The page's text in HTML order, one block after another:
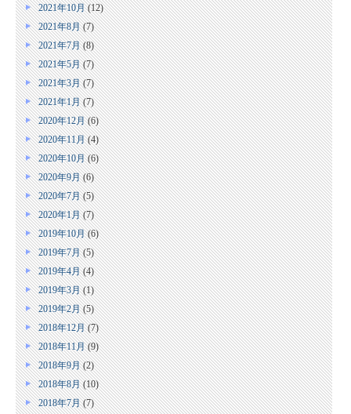
2021年10月(12)
2021年8月(7)
2021年7月(8)
2021年5月(7)
2021年3月(7)
2021年1月(7)
2020年12月(6)
2020年11月(4)
2020年10月(6)
2020年9月(6)
2020年7月(5)
2020年1月(7)
2019年10月(6)
2019年7月(5)
2019年4月(4)
2019年3月(1)
2019年2月(5)
2018年12月(7)
2018年11月(9)
2018年9月(2)
2018年8月(10)
2018年7月(7)